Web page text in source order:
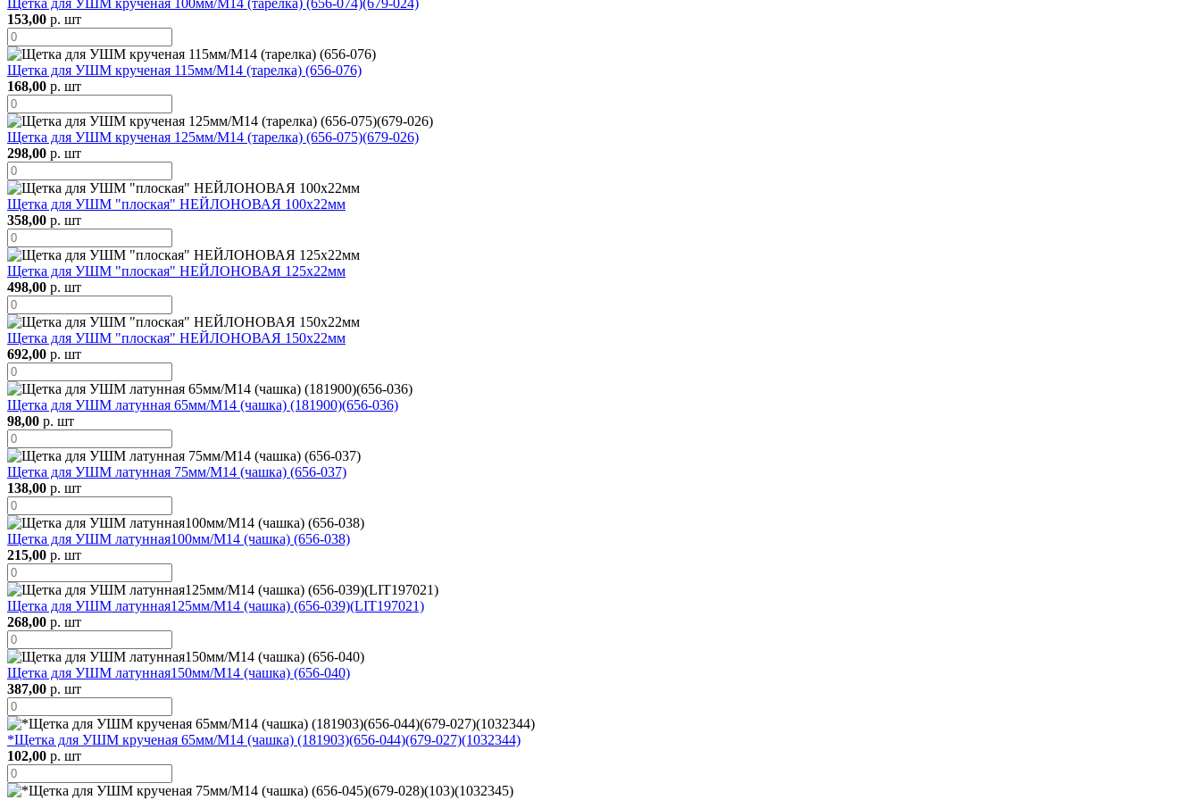
153,00 р. шт
Щетка для УШМ крученая 115мм/М14 (тарелка) (656-076)
168,00 р. шт
Щетка для УШМ крученая 125мм/М14 (тарелка) (656-075)(679-026)
298,00 р. шт
Щетка для УШМ "плоская" НЕЙЛОНОВАЯ 100х22мм
358,00 р. шт
Щетка для УШМ "плоская" НЕЙЛОНОВАЯ 125х22мм
498,00 р. шт
Щетка для УШМ "плоская" НЕЙЛОНОВАЯ 150х22мм
692,00 р. шт
Щетка для УШМ латунная 65мм/М14 (чашка) (181900)(656-036)
98,00 р. шт
Щетка для УШМ латунная 75мм/М14 (чашка) (656-037)
138,00 р. шт
Щетка для УШМ латунная100мм/М14 (чашка) (656-038)
215,00 р. шт
Щетка для УШМ латунная125мм/М14 (чашка) (656-039)(LIT197021)
268,00 р. шт
Щетка для УШМ латунная150мм/М14 (чашка) (656-040)
387,00 р. шт
*Щетка для УШМ крученая 65мм/М14 (чашка) (181903)(656-044)(679-027)(1032344)
102,00 р. шт